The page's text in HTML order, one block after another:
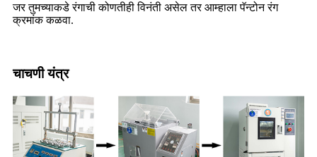
जर तुमच्याकडे रंगाची कोणतीही विनंती असेल तर आम्हाला पॅन्टोन रंग
क्रमांक कळवा.
चाचणी यंत्र